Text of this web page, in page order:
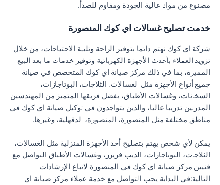
مصنوع من مواد عالية الجودة ومقاوم للصدأ.
خدمت تصليح غسالات اي كوك المنصورة
شركة اي كوك تهتم دائما بتوفير الراحة وتلبية الاحتياجات، من خلال
تزويد العملاء بأحدث الأجهزة الكهربائية وتوفير خدمات ما بعد البيع
المميزة، بما في ذلك مركز صيانة اي كوك المتخصص في صيانة
جميع أنواع الأجهزة مثل الغسالات، الثلاجات، البوتاجازات،
السخانات، وغسالات الأطباق، بفضل فريقها المتميز من المهندسين
المدربين تدريبا عاليا، والذين يتواجدون في توكيل صيانة اي كوك في
مناطق مختلفة مثل المنصورة، المنصورة، الدقهلية، وغيرها.
يمكن لأي شخص يهتم بتصليح أحد الأجهزة المنزلية مثل الغسالات،
الثلاجات، البوتاجازات، الديب فريزر، وغسالات الأطباق التواصل مع
فنيين مركز صيانة اي كوك في المنصورة لاتباع الإرشادات
التالية:في البداية يجب التواصل مع خدمة عملاء مركز صيانة اي